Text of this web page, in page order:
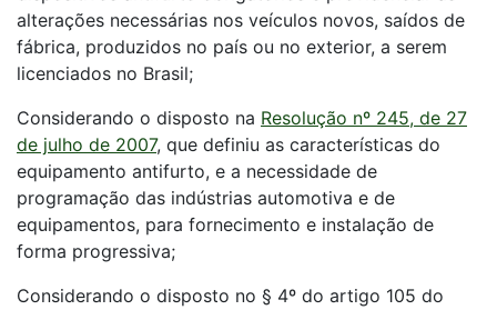
alterações necessárias nos veículos novos, saídos de
fábrica, produzidos no país ou no exterior, a serem
licenciados no Brasil;
Considerando o disposto na Resolução nº 245, de 27
de julho de 2007, que definiu as características do
equipamento antifurto, e a necessidade de
programação das indústrias automotiva e de
equipamentos, para fornecimento e instalação de
forma progressiva;
Considerando o disposto no § 4º do artigo 105 do